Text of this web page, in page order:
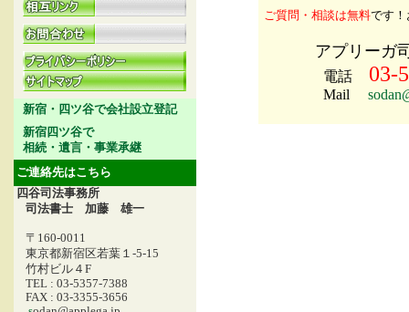
新宿・四ツ谷で会社設立登記
新宿四ツ谷で
相続・遺言・事業承継
ご質問・相談は無料です！
アプリーガ
電話 03-
Mail
ご連絡先はこちら
四谷司法事務所
司法書士 加藤 雄一
〒160-0011
東京都新宿区若葉１-5-15
竹村ビル４F
TEL : 03-5357-7388
FAX : 03-3355-3656